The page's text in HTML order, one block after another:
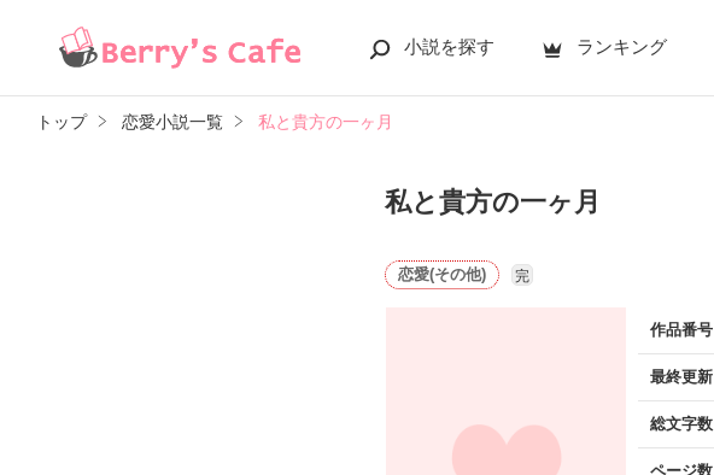
小説を探す ランキング
トップ 恋愛小説一覧 私と貴方の一ヶ月
私と貴方の一ヶ月
恋愛(その他) 完
作品番号
最終更新
総文字数
ページ数